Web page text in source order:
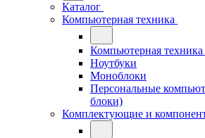
Каталог
Компьютерная техника
Компьютерная техника
Ноутбуки
Моноблоки
Персональные
блоки)
Комплектующие и